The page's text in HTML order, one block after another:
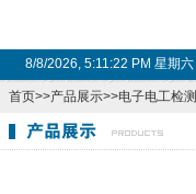
8/8/2026, 5:11:23 PM 星期六
首页>>产品展示>>电子电工检测